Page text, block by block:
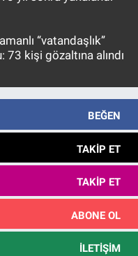
“vatandaşlık”
73 kişi gözaltına alındı
BEĞEN
TAKIP ET
TAKIP ET
ABONE OL
İLETIŞIM